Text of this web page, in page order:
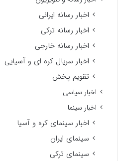
اخبار رسانه ایرانی
اخبار رسانه ترکی
اخبار رسانه خارجی
اخبار سریال کره ای و آسیایی
تقویم پخش
اخبار سیاسی
اخبار سینما
اخبار سینمای کره و آسیا
سینمای ایران
سینمای ترکی